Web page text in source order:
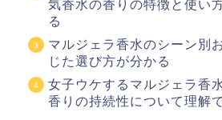
気香水の香りの特徴と使い
る
マルジェラ香水のシーン別
じた選び方が分かる
女子ウケするマルジェラ香
香りの持続性について理解